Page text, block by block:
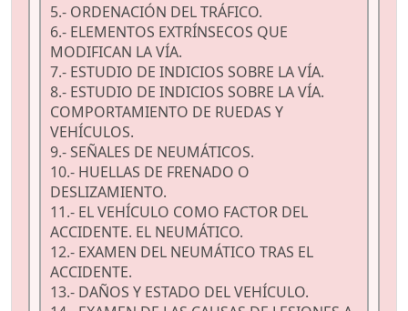
5.- ORDENACIÓN DEL TRÁFICO.
6.- ELEMENTOS EXTRÍNSECOS QUE
MODIFICAN LA VÍA.
7.- ESTUDIO DE INDICIOS SOBRE LA VÍA.
8.- ESTUDIO DE INDICIOS SOBRE LA VÍA.
COMPORTAMIENTO DE RUEDAS Y
VEHÍCULOS.
9.- SEÑALES DE NEUMÁTICOS.
10.- HUELLAS DE FRENADO O
DESLIZAMIENTO.
11.- EL VEHÍCULO COMO FACTOR DEL
ACCIDENTE. EL NEUMÁTICO.
12.- EXAMEN DEL NEUMÁTICO TRAS EL
ACCIDENTE.
13.- DAÑOS Y ESTADO DEL VEHÍCULO.